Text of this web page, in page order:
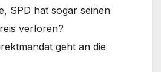
SPD hat sogar seinen
verloren?
geht an die